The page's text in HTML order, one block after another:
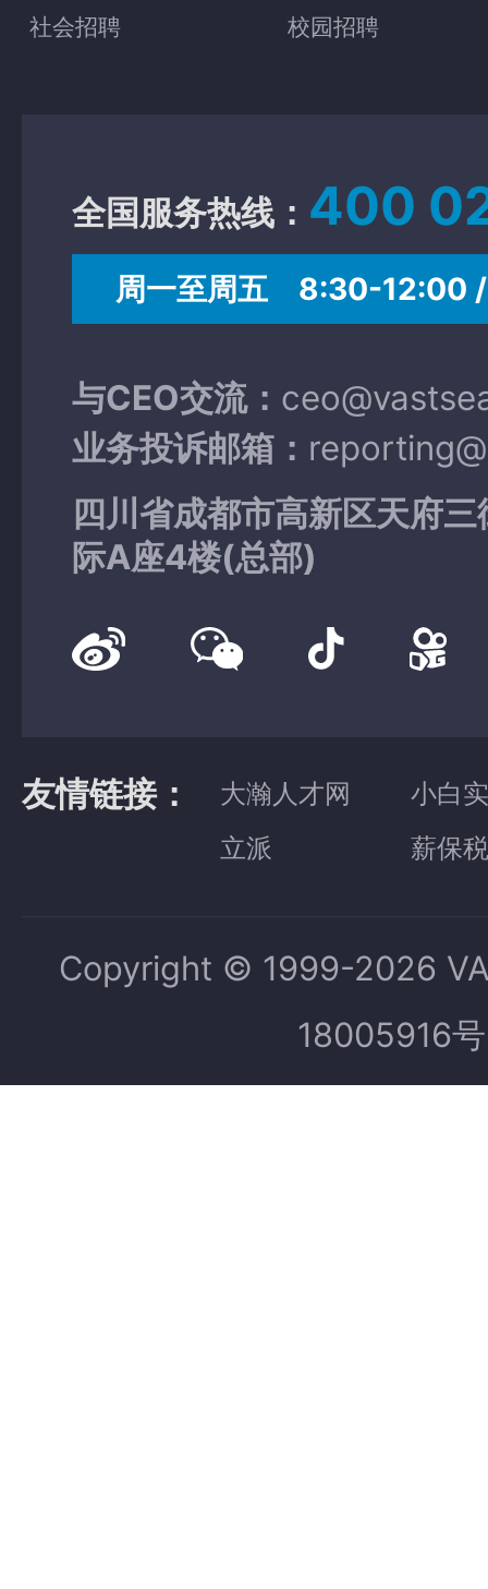
社会招聘 校园招聘
全国服务热线： 400
周一至周五 8:30-12:00
与CEO交流：
业务投诉邮箱：
四川省成都市高新区天府
际A座4楼(总部)
友情链接： 大瀚人才网
小白
立派
薪保税
Copyright © 1999-2026
18005916